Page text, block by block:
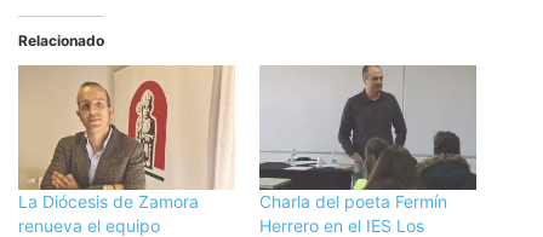
Relacionado
La Diócesis de Zamora
renueva el equipo
Charla del poeta Fermín
Herrero en el IES Los